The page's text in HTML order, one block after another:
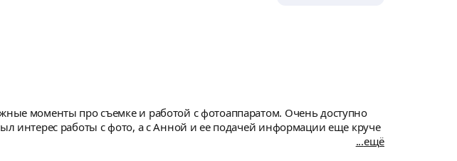
моменты про съемке и работой с фотоаппаратом. Очень доступно
интерес работы с фото, а с Анной и ее подачей информации еще круче
ещё